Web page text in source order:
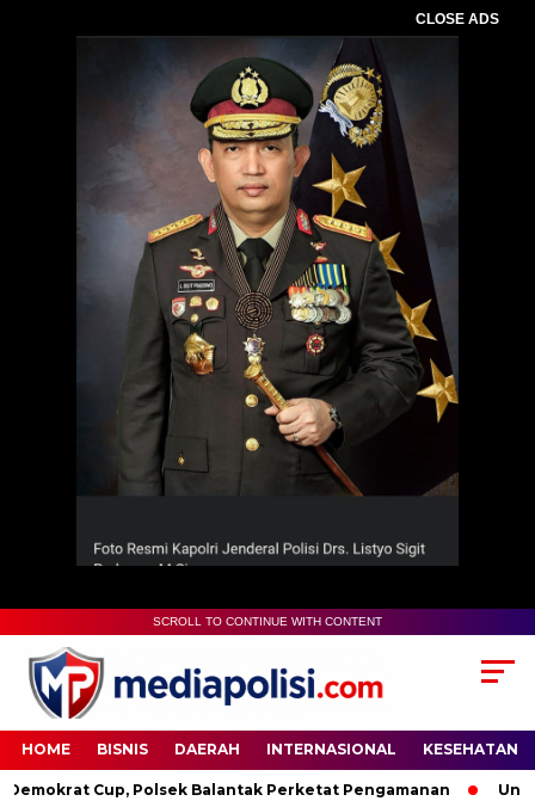
CLOSE ADS
SCROLL TO CONTINUE WITH CONTENT
HOME BISNIS DAERAH INTERNASIONAL KESEHATAN
Cup, Polsek Balantak Perketat Pengamanan